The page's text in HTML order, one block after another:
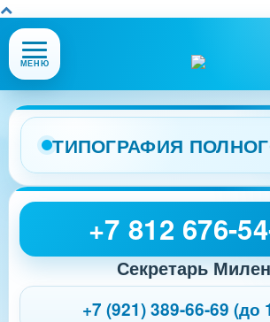
Открыть
или
меню
сайта
МЕНЮ
ТИПОГРАФИЯ
+7 812 676-
Секретарь
+7 (921) 389-66-69 (до